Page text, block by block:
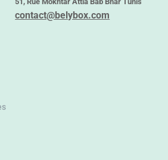
TNDcontact@belybox.com